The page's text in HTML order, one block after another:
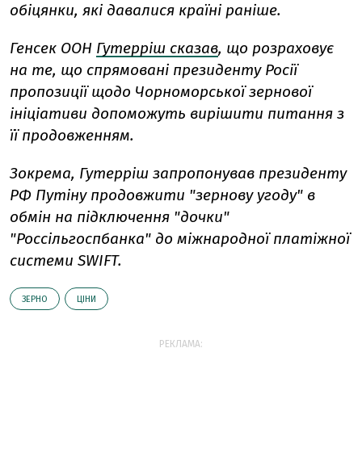
обіцянки, які давалися країні раніше.
Генсек ООН Гутерріш сказав, що розраховує
на те, що спрямовані президенту Росії
пропозиції щодо Чорноморської зернової
ініціативи допоможуть вирішити питання з
її продовженням.
Зокрема, Гутерріш запропонував президенту
РФ Путіну продовжити "зернову угоду" в
обмін на підключення "дочки"
"Россільгоспбанка" до міжнародної платіжної
системи SWIFT.
ЗЕРНО ЦІНИ
РЕКЛАМА: